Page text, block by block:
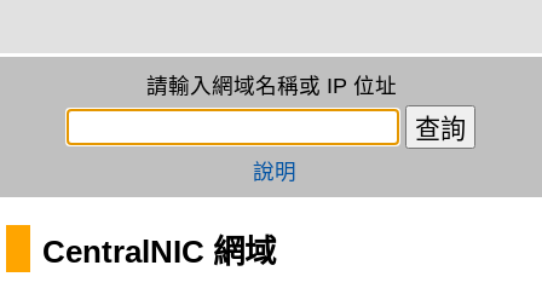
請輸入網域名稱或 IP 位址
說明
CentralNIC 網域